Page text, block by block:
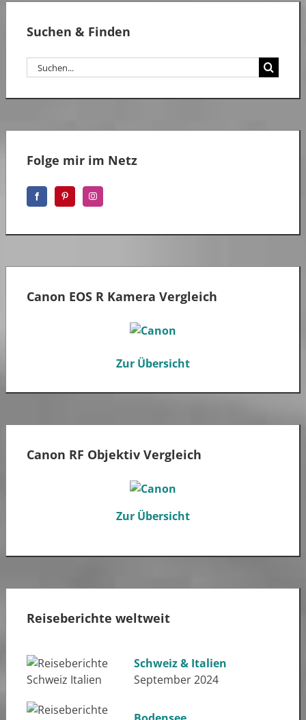
Suchen & Finden
Suche
nach:
Folge mir im Netz
Canon EOS R Kamera Vergleich
Zur Übersicht
Canon RF Objektiv Vergleich
Zur Übersicht
Reiseberichte weltweit
Schweiz & Italien
September 2024